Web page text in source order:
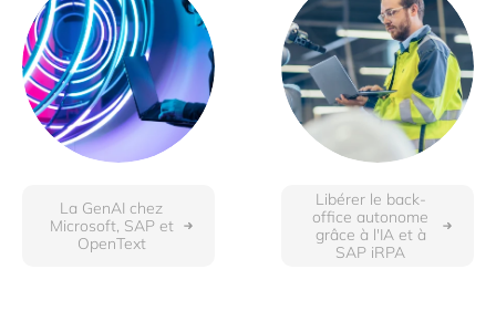
La GenAI chez
Microsoft, SAP et
OpenText
Libérer le back-
office autonome
grâce à l'IA et à
SAP iRPA